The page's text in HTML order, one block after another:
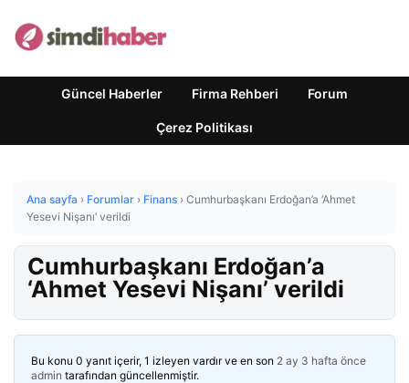
Güncel Haberler Firma Rehberi Forum
Çerez Politikası
Ana sayfa › Forumlar › Finans › Cumhurbaşkanı Erdoğan’a ‘Ahmet
Yesevi Nişanı’ verildi
Cumhurbaşkanı Erdoğan’a
‘Ahmet Yesevi Nişanı’ verildi
Bu konu 0 yanıt içerir, 1 izleyen vardır ve en son 2 ay 3 hafta önce
admin tarafından güncellenmiştir.